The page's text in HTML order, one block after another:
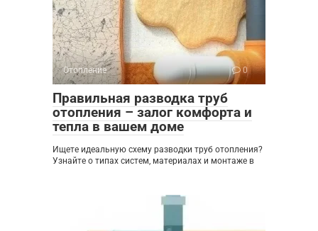
Отопление 0
Правильная разводка труб
отопления – залог комфорта и
тепла в вашем доме
Ищете идеальную схему разводки труб отопления?
Узнайте о типах систем, материалах и монтаже в